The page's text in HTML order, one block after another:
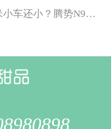
上一篇：5米2大车转弯半径比3米小车还小？腾势N9大车拐小弯